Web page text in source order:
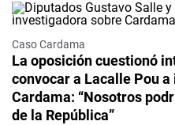
Caso Cardama
La oposición cuestionó
convocar a Lacalle Pou
Cardama: “Nosotros
de la República”